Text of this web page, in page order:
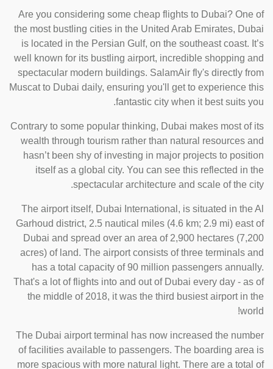
Are you considering some cheap flights to Dubai? One of
the most bustling cities in the United Arab Emirates, Dubai
is located in the Persian Gulf, on the southeast coast. It’s
well known for its bustling airport, incredible shopping and
spectacular modern buildings. SalamAir fly's directly from
Muscat to Dubai daily, ensuring you'll get to experience this
fantastic city when it best suits you.
Contrary to some popular thinking, Dubai makes most of its
wealth through tourism rather than natural resources and
hasn’t been shy of investing in major projects to position
itself as a global city. You can see this reflected in the
spectacular architecture and scale of the city.
The airport itself, Dubai International, is situated in the Al
Garhoud district, 2.5 nautical miles (4.6 km; 2.9 mi) east of
Dubai and spread over an area of 2,900 hectares (7,200
acres) of land. The airport consists of three terminals and
has a total capacity of 90 million passengers annually.
That's a lot of flights into and out of Dubai every day - as of
the middle of 2018, it was the third busiest airport in the
world!
The Dubai airport terminal has now increased the number
of facilities available to passengers. The boarding area is
more spacious with more natural light. There are a total of